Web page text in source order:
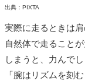
出典：PIXTA
実際に走るときは
自然体で走ること
しまうと、力んで
「腕はリズムを刻